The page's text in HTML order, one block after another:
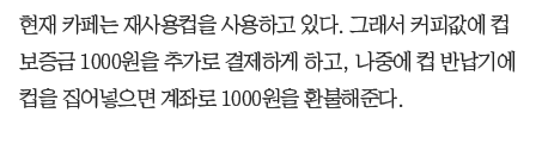
현재 카페는 재사용컵을 사용하고 있다. 그래서 커피값에 컵
보증금 1000원을 추가로 결제하게 하고, 나중에 컵 반납기에
컵을 집어넣으면 계좌로 1000원을 환불해준다.